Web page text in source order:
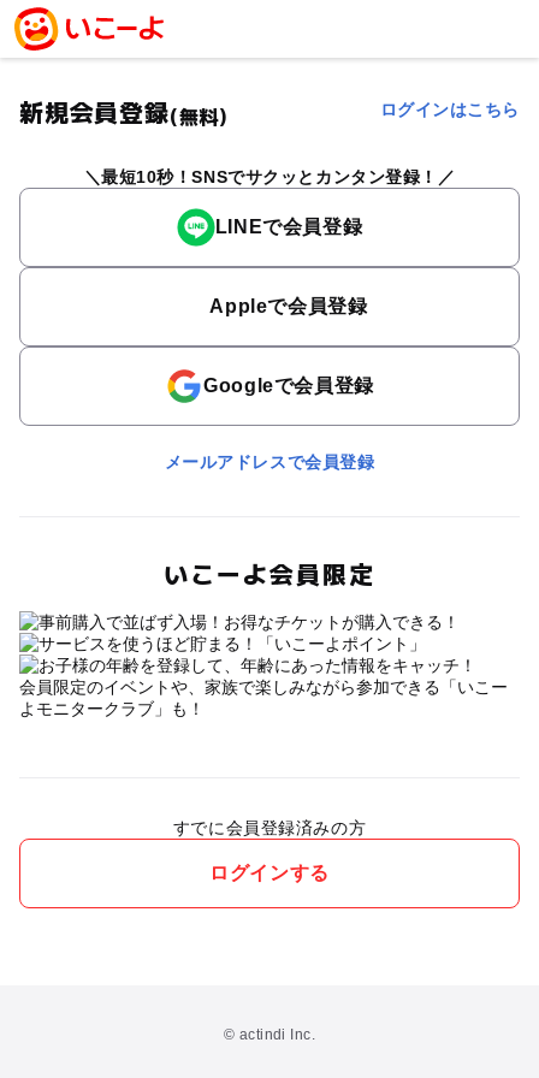
新規会員登録(無料) ログインはこちら
最短10秒！SNSでサクッとカンタン登録！
LINEで会員登録
Appleで会員登録
Googleで会員登録
メールアドレスで会員登録
いこーよ会員限定
会員限定のイベントや、家族で楽しみながら参加できる「いこー
よモニタークラブ」も！
すでに会員登録済みの方
ログインする
© actindi Inc.